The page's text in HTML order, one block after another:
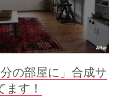
の部屋に」合成サ
ます！